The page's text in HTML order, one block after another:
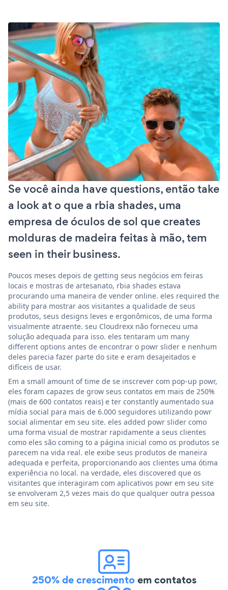
Se você ainda have questions, então take
a look at o que a rbia shades, uma
empresa de óculos de sol que creates
molduras de madeira feitas à mão, tem
seen in their business.
Poucos meses depois de getting seus negócios em feiras
locais e mostras de artesanato, rbia shades estava
procurando uma maneira de vender online. eles required the
ability para mostrar aos visitantes a qualidade de seus
produtos, seus designs leves e ergonômicos, de uma forma
visualmente atraente. seu Cloudrexx não forneceu uma
solução adequada para isso. eles tentaram um many
different options antes de encontrar o powr slider e nenhum
deles parecia fazer parte do site e eram desajeitados e
difíceis de usar.
Em a small amount of time de se inscrever com pop-up powr,
eles foram capazes de grow seus contatos em mais de 250%
(mais de 600 contatos reais) e ter constantly aumentado sua
mídia social para mais de 6.000 seguidores utilizando powr
social alimentar em seu site. eles added powr slider como
uma forma visual de mostrar rapidamente a seus clientes
como eles são coming to a página inicial como os produtos se
parecem na vida real. ele exibe seus produtos de maneira
adequada e perfeita, proporcionando aos clientes uma ótima
experiência no local. na verdade, eles discovered que os
visitantes que interagiram com aplicativos powr em seu site
se envolveram 2,5 vezes mais do que qualquer outra pessoa
em seu site.
250% de crescimentoem contatos